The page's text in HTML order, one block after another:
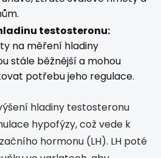
testosteronu:
na měření hladiny
stále běžnější a mohou
potřebu jeho regulace.
hladiny testosteronu
hypofýzy, což vede k
hormonu (LH). LH poté